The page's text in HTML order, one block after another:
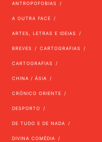
ANTROPOFOBIAS
A OUTRA FACE
ARTES, LETRAS E IDEIAS
BREVES CARTOGRAFIAS
CARTOGRAFIAS
CHINA / ÁSIA
CRÓNICO ORIENTE
DESPORTO
DE TUDO E DE NADA
DIVINA COMÉDIA